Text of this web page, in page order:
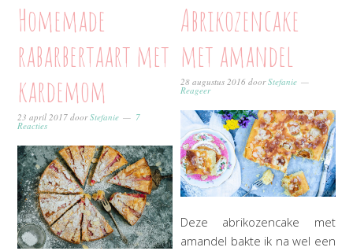
Homemade
rabarbertaart met
kardemom
23 april 2017 doorStefanie 7
Reacties
Abrikozencake
met amandel
28 augustus 2016 doorStefanie
Reageer
Deze abrikozencake met
amandel bakte ik na wel een